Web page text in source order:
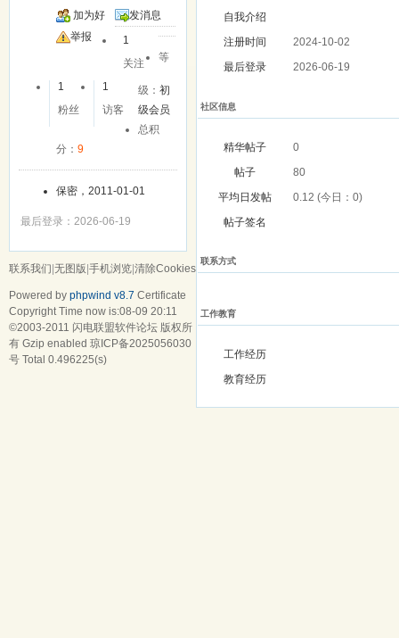
加为好
友
发消息
举报
1
关注
1
粉丝
1
访客
等
级：初
级会员
总积
分： 9
保密，2011-01-01
最后登录：2026-06-19
自我介绍
注册时间
2024-10-02
最后登录
2026-06-19
社区信息
精华帖子
0
帖子
80
平均日发帖
0.12 (今日：0)
帖子签名
联系方式
工作教育
工作经历
教育经历
联系我们 无图版 手机浏览 清除Cookies
Powered by phpwind v8.7 Certificate
Copyright Time now is:08-09 20:11
©2003-2011 闪电联盟软件论坛 版权所
有 Gzip enabled 琼ICP备2025056030
号 Total 0.496225(s)